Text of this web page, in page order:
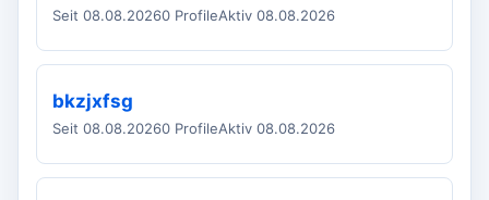
Seit 08.08.20260 ProfileAktiv 08.08.2026
bkzjxfsg
Seit 08.08.20260 ProfileAktiv 08.08.2026